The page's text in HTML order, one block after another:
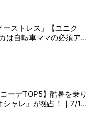
ーストレス」【ユニク
は自転車ママの必須アイ
コーデTOP5】酷暑を乗り
シャレ』が独占！｜7/1